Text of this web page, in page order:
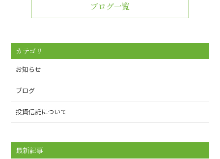
ブログ一覧
カテゴリ
お知らせ
ブログ
投資信託について
最新記事